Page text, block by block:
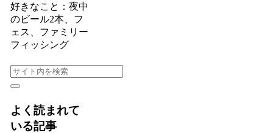
好きなこと：夜中
のビール2本、フ
ェス、ファミリー
フィッシング
よく読まれて
いる記事